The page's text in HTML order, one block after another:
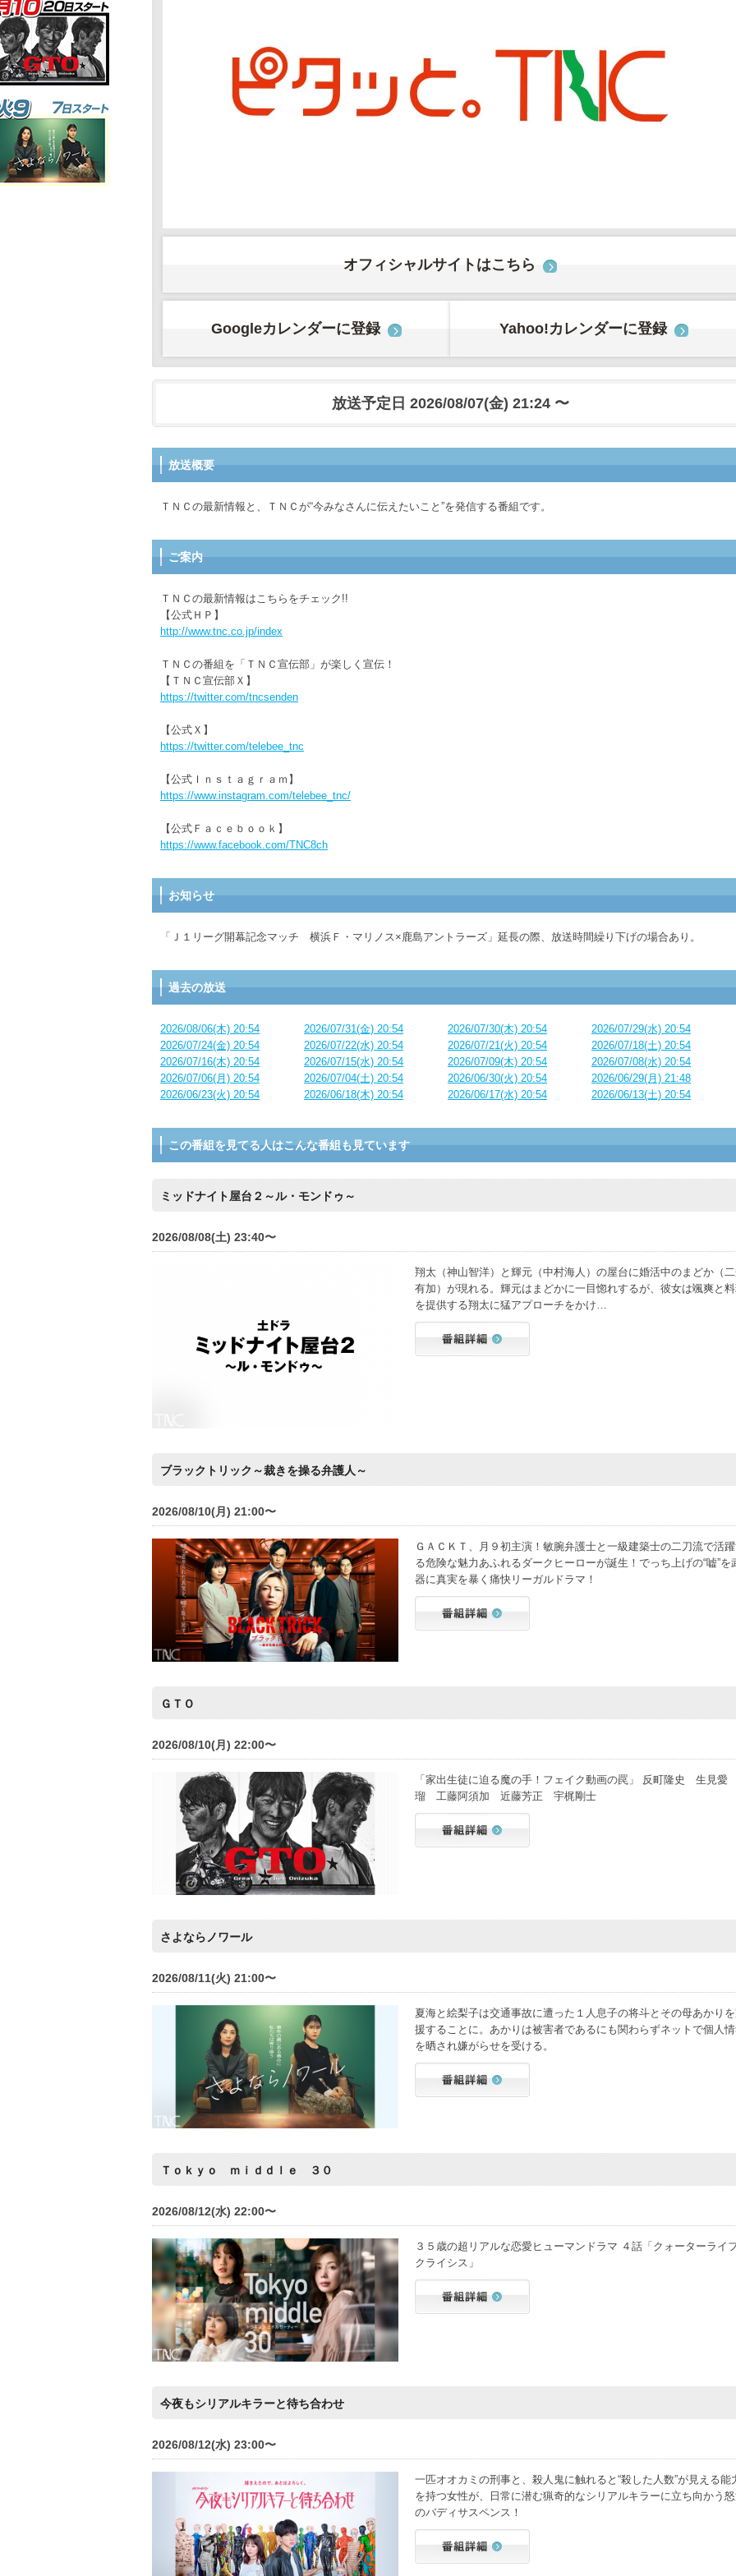
オフィシャルサイトはこちら
Googleカレンダーに登録 Yahoo!カレンダーに登録
放送予定日 2026/08/07(金) 21:24 〜
放送概要
ＴＮＣの最新情報と、ＴＮＣが“今みなさんに伝えたいこと”を発信する番組です。
ご案内
ＴＮＣの最新情報はこちらをチェック!!
【公式ＨＰ】
http://www.tnc.co.jp/index
ＴＮＣの番組を「ＴＮＣ宣伝部」が楽しく宣伝！
【ＴＮＣ宣伝部Ｘ】
https://twitter.com/tncsenden
【公式Ｘ】
https://twitter.com/telebee_tnc
【公式Ｉｎｓｔａｇｒａｍ】
https://www.instagram.com/telebee_tnc/
【公式Ｆａｃｅｂｏｏｋ】
https://www.facebook.com/TNC8ch
お知らせ
「Ｊ１リーグ開幕記念マッチ 横浜Ｆ・マリノス×鹿島アントラーズ」延長の際、放送時間繰り下げの場合あり。
過去の放送
2026/08/06(木) 20:54 2026/07/31(金) 20:54 2026/07/30(木) 20:54
2026/07/29(水) 20:54
2026/07/24(金) 20:54
2026/07/22(水) 20:54 2026/07/21(火) 20:54
2026/07/18(土) 20:54
2026/07/16(木) 20:54
2026/07/15(水) 20:54 2026/07/09(木) 20:54
2026/07/08(水) 20:54
2026/07/06(月) 20:54
2026/07/04(土) 20:54 2026/06/30(火) 20:54
2026/06/29(月) 21:48
2026/06/23(火) 20:54
2026/06/18(木) 20:54 2026/06/17(水) 20:54 2026/06/13(土) 20:54
この番組を見てる人はこんな番組も見ています
ミッドナイト屋台２～ル・モンドゥ～
2026/08/08(土) 23:40〜
翔太（神山智洋）と輝元（中村海人）の屋台に婚活中のまどか（
有加）が現れる。輝元はまどかに一目惚れするが、彼女は颯爽と
を提供する翔太に猛アプローチをかけ…
ブラックトリック～裁きを操る弁護人～
2026/08/10(月) 21:00〜
ＧＡＣＫＴ、月９初主演！敏腕弁護士と一級建築士の二刀流で活
る危険な魅力あふれるダークヒーローが誕生！でっち上げの“嘘”を
器に真実を暴く痛快リーガルドラマ！
ＧＴＯ
2026/08/10(月) 22:00〜
「家出生徒に迫る魔の手！フェイク動画の罠」 反町隆史 生見愛
瑠 工藤阿須加 近藤芳正 宇梶剛士
さよならノワール
2026/08/11(火) 21:00〜
夏海と絵梨子は交通事故に遭った１人息子の将斗とその母あかり
援することに。あかりは被害者であるにも関わらずネットで個人
を晒され嫌がらせを受ける。
Ｔｏｋｙｏ ｍｉｄｄｌｅ ３０
2026/08/12(水) 22:00〜
３５歳の超リアルな恋愛ヒューマンドラマ ４話「クォーターライ
クライシス」
今夜もシリアルキラーと待ち合わせ
2026/08/12(水) 23:00〜
一匹オオカミの刑事と、殺人鬼に触れると“殺した人数”が見える能
を持つ女性が、日常に潜む猟奇的なシリアルキラーに立ち向かう
のバディサスペンス！